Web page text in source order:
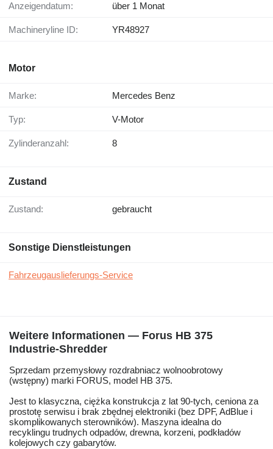
Anzeigendatum: über 1 Monat
Machineryline ID: YR48927
Motor
Marke: Mercedes Benz
Typ: V-Motor
Zylinderanzahl: 8
Zustand
Zustand: gebraucht
Sonstige Dienstleistungen
Fahrzeugauslieferungs-Service
Weitere Informationen — Forus HB 375
Industrie-Shredder
Sprzedam przemysłowy rozdrabniacz wolnoobrotowy
(wstępny) marki FORUS, model HB 375.
Jest to klasyczna, ciężka konstrukcja z lat 90-tych, ceniona za
prostotę serwisu i brak zbędnej elektroniki (bez DPF, AdBlue i
skomplikowanych sterowników). Maszyna idealna do
recyklingu trudnych odpadów, drewna, korzeni, podkładów
kolejowych czy gabarytów.